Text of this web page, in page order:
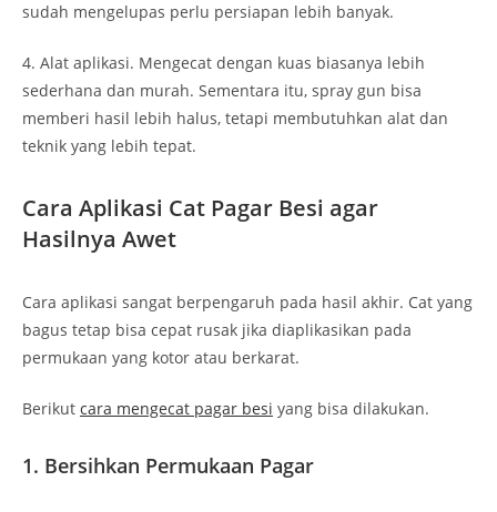
sudah mengelupas perlu persiapan lebih banyak.
4. Alat aplikasi. Mengecat dengan kuas biasanya lebih
sederhana dan murah. Sementara itu, spray gun bisa
memberi hasil lebih halus, tetapi membutuhkan alat dan
teknik yang lebih tepat.
Cara Aplikasi Cat Pagar Besi agar
Hasilnya Awet
Cara aplikasi sangat berpengaruh pada hasil akhir. Cat yang
bagus tetap bisa cepat rusak jika diaplikasikan pada
permukaan yang kotor atau berkarat.
Berikut cara mengecat pagar besi yang bisa dilakukan.
1. Bersihkan Permukaan Pagar